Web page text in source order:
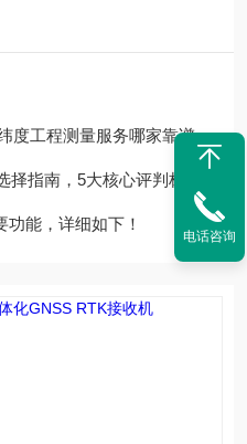
务哪家靠谱？行业实测优质企业全解析
择指南，5大核心评判标准
能，详细如下！
电话咨询